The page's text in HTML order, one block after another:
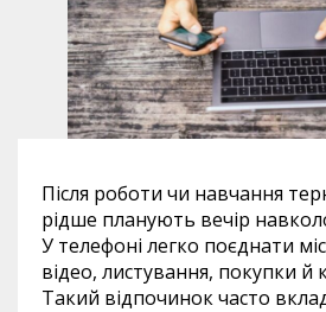
Після роботи чи навчання
рідше планують вечір
У телефоні легко поєднати
відео, листування, покупки й
Такий відпочинок часто